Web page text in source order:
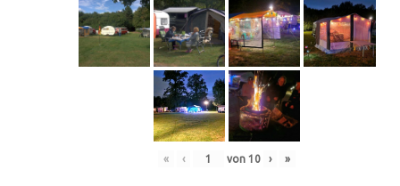
« ‹ von 10 › »